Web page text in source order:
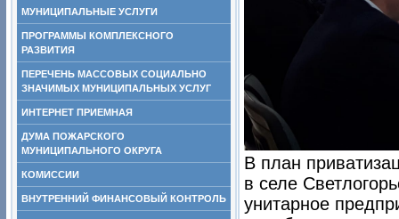
МУНИЦИПАЛЬНЫЕ УСЛУГИ
ПРОГРАММЫ КОМПЛЕКСНОГО
РАЗВИТИЯ
ПЕРЕЧЕНЬ МАССОВЫХ СОЦИАЛЬНО
ЗНАЧИМЫХ МУНИЦИПАЛЬНЫХ УСЛУГ
ИНТЕРНЕТ ПРИЕМНАЯ
ДУМА ПОЖАРСКОГО
МУНИЦИПАЛЬНОГО ОКРУГА
КОМИССИИ
ВНУТРЕННИЙ ФИНАНСОВЫЙ КОНТРОЛЬ
В план
в селе
унитарное